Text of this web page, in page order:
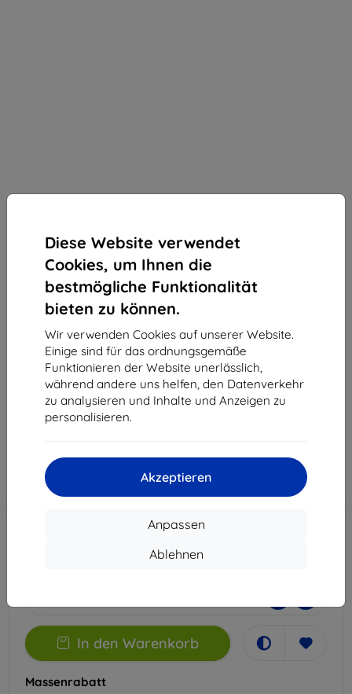
Diese Website verwendet
Cookies, um Ihnen die
bestmögliche Funktionalität
bieten zu können.
Wir verwenden Cookies auf unserer Website.
Einige sind für das ordnungsgemäße
Funktionieren der Website unerlässlich,
während andere uns helfen, den Datenverkehr
zu analysieren und Inhalte und Anzeigen zu
personalisieren.
Akzeptieren
Anpassen
Ablehnen
3MK SilverProtect+ Realme 12+ 5G antimikrobieller
Folie zum Nassauftragen
Geeignet für: Realme 12+
12,90 €
11,61 €
ohne MWSt9,76 €
Rabatt mit Gutschein
In den
In den Warenkorb
Massenrabatt